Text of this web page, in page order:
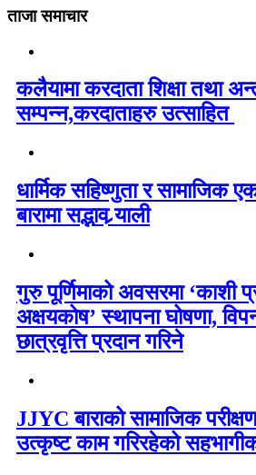
ताजा समाचार
कलैयामा करदाता शिक्षा तथा
सम्पन्न,करदाताहरु उत्साहित
धार्मिक सहिष्णुता र सामाजिक
बारामा सद्भाव र्‍याली
गुरु पूर्णिमाको अवसरमा ‘काशी
अक्षयकोष’ स्थापना घोषणा,
छात्रवृत्ति प्रदान गरिने
JJYC बाराको सामाजिक
उत्कृष्ट काम गरिरहेको